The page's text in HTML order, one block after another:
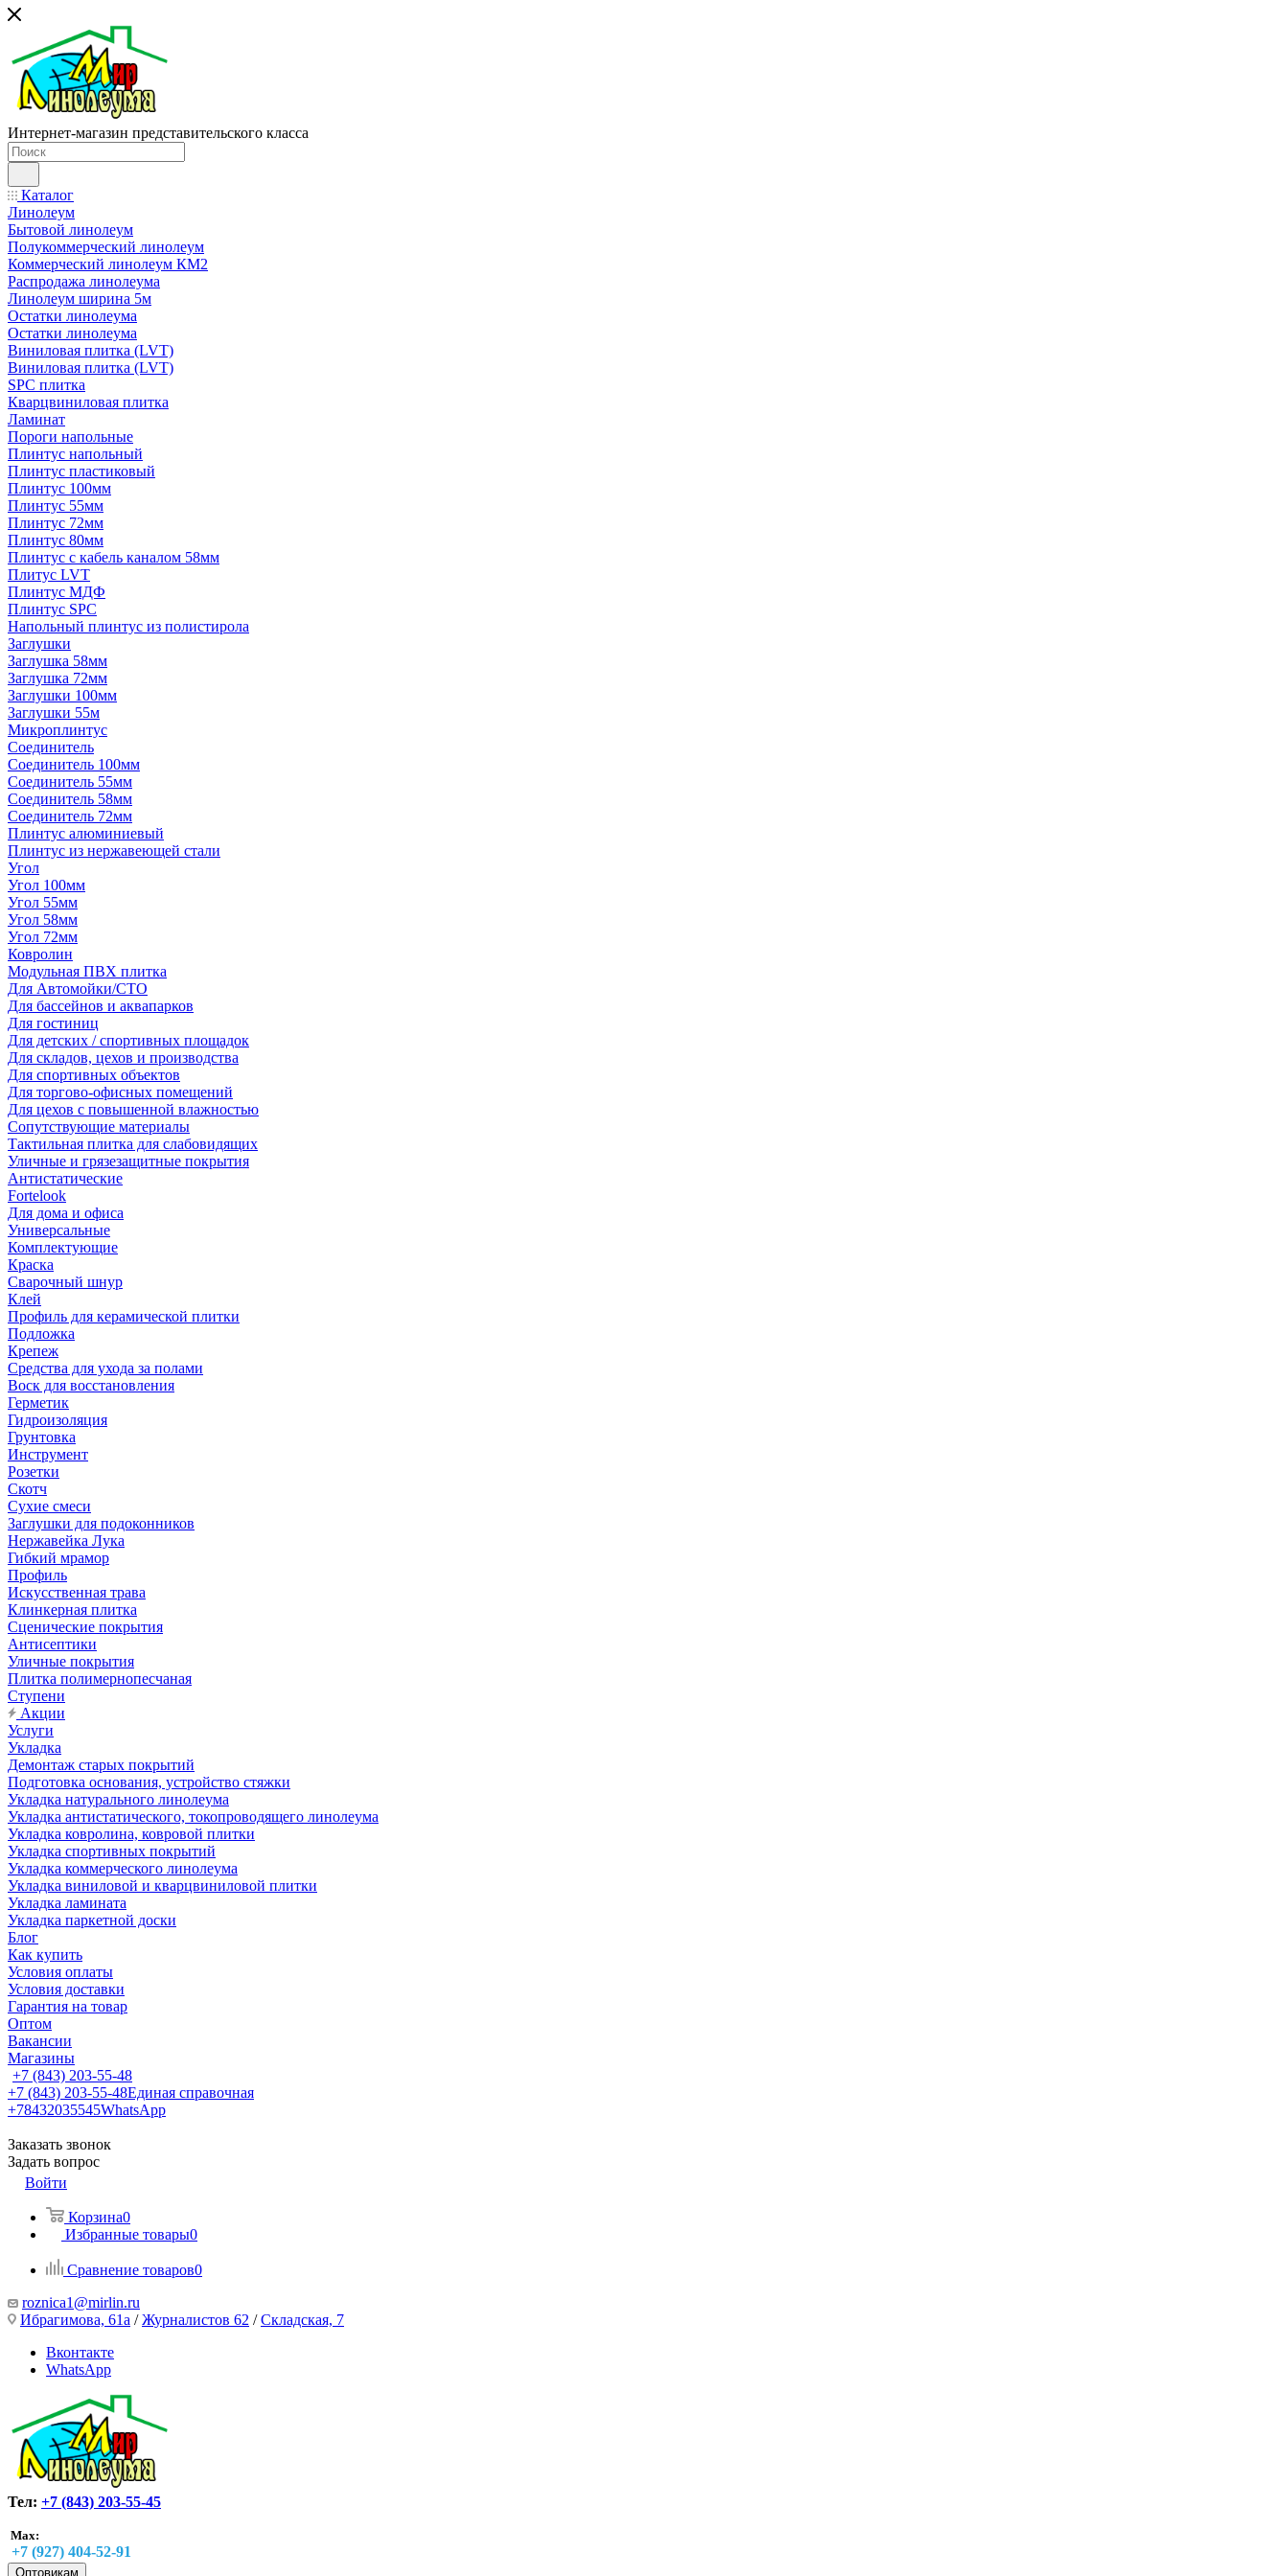
Интернет-магазин представительского класса
Каталог
Линолеум
Бытовой линолеум
Полукоммерческий линолеум
Коммерческий линолеум КМ2
Распродажа линолеума
Линолеум ширина 5м
Остатки линолеума
Остатки линолеума
Виниловая плитка (LVT)
Виниловая плитка (LVT)
SPC плитка
Кварцвиниловая плитка
Ламинат
Пороги напольные
Плинтус напольный
Плинтус пластиковый
Плинтус 100мм
Плинтус 55мм
Плинтус 72мм
Плинтус 80мм
Плинтус с кабель каналом 58мм
Плитус LVT
Плинтус МДФ
Плинтус SPC
Напольный плинтус из полистирола
Заглушки
Заглушка 58мм
Заглушка 72мм
Заглушки 100мм
Заглушки 55м
Микроплинтус
Соединитель
Соединитель 100мм
Соединитель 55мм
Соединитель 58мм
Соединитель 72мм
Плинтус алюминиевый
Плинтус из нержавеющей стали
Угол
Угол 100мм
Угол 55мм
Угол 58мм
Угол 72мм
Ковролин
Модульная ПВХ плитка
Для Автомойки/СТО
Для бассейнов и аквапарков
Для гостиниц
Для детских / спортивных площадок
Для складов, цехов и производства
Для спортивных объектов
Для торгово-офисных помещений
Для цехов с повышенной влажностью
Сопутствующие материалы
Тактильная плитка для слабовидящих
Уличные и грязезащитные покрытия
Антистатические
Fortelook
Для дома и офиса
Универсальные
Комплектующие
Краска
Сварочный шнур
Клей
Профиль для керамической плитки
Подложка
Крепеж
Средства для ухода за полами
Воск для восстановления
Герметик
Гидроизоляция
Грунтовка
Инструмент
Розетки
Скотч
Сухие смеси
Заглушки для подоконников
Нержавейка Лука
Гибкий мрамор
Профиль
Искусственная трава
Клинкерная плитка
Сценические покрытия
Антисептики
Уличные покрытия
Плитка полимернопесчаная
Ступени
Акции
Услуги
Укладка
Демонтаж старых покрытий
Подготовка основания, устройство стяжки
Укладка натурального линолеума
Укладка антистатического, токопроводящего линолеума
Укладка ковролина, ковровой плитки
Укладка спортивных покрытий
Укладка коммерческого линолеума
Укладка виниловой и кварцвиниловой плитки
Укладка ламината
Укладка паркетной доски
Блог
Как купить
Условия оплаты
Условия доставки
Гарантия на товар
Оптом
Вакансии
Магазины
+7 (843) 203-55-48
+7 (843) 203-55-48Единая справочная
+78432035545WhatsApp
Заказать звонок
Задать вопрос
Войти
Корзина0
Избранные товары0
Сравнение товаров0
roznica1@mirlin.ru
Ибрагимова, 61а /Журналистов 62 /Складская, 7
Вконтакте
WhatsApp
Тел: +7 (843) 203-55-45
Max:
+7 (927) 404-52-91
Оптовикам